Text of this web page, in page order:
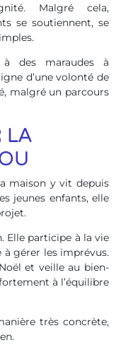
Malgré cela,
se soutiennent, se
à des maraudes à
d’une volonté de
malgré un parcours
LA
maison y vit depuis
jeunes enfants, elle
Elle participe à la vie
à gérer les imprévus.
et veille au bien-
à l’équilibre
très concrète,